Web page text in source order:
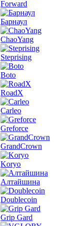
Forward
Барнаул
ChaoYang
Steprising
Boto
RoadX
Carleo
Greforce
GrandCrown
Koryo
Алтайшина
Doublecoin
Grip Gard